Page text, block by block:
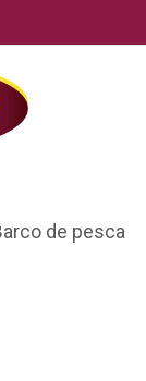
de pesca